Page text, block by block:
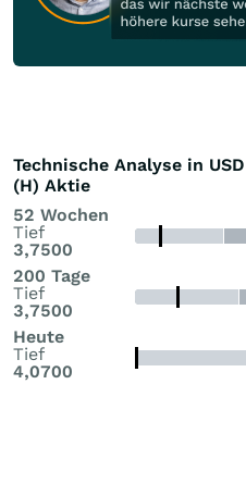
Technische Analyse in
(H) Aktie
52 Wochen
Tief
3,7500
200 Tage
Tief
3,7500
Heute
Tief
4,0700